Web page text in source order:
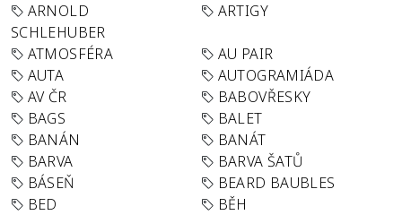
ARNOLD
SCHLEHUBER
ARTIGY
ATMOSFÉRA
AU PAIR
AUTA
AUTOGRAMIÁDA
AV ČR
BABOVŘESKY
BAGS
BALET
BANÁN
BANÁT
BARVA
BARVA ŠATŮ
BÁSEŇ
BEARD BAUBLES
BED
BĚH